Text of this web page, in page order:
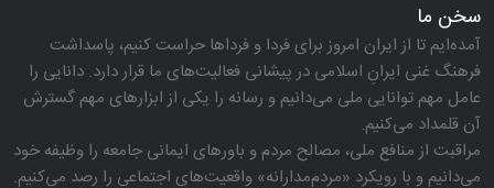
سخن ما
آمده‌ایم تا از ایران امروز برای فردا و فرداها حراست كنیم، پاسداشت
فرهنگ غنی ایرانِ اسلامی در پیشانی فعالیت‌های ما قرار دارد. دانایی را
عامل مهم توانایی ملی می‌دانیم و رسانه را یكی از ابزارهای مهم گسترش
آن قلمداد می‌كنیم.
مراقبت از منافع ملی، مصالح مردم و باورهای ایمانی جامعه را وظیفه خود
می‌دانیم و با رویكرد «مردم‌مدارانه‌» واقعیت‌های اجتماعی را رصد می‌كنیم.